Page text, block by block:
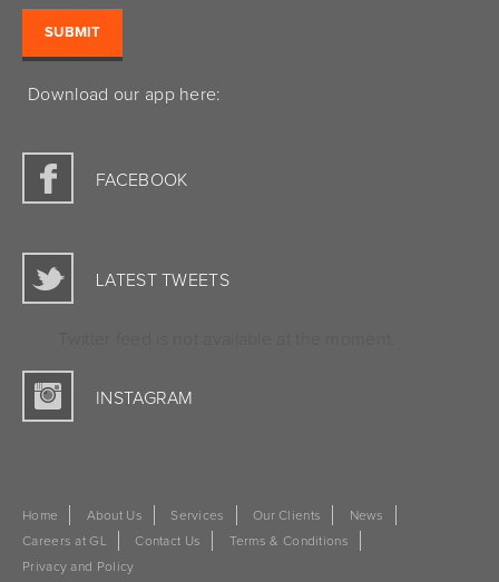
Download our app here:
FACEBOOK
LATEST TWEETS
INSTAGRAM
Home About Us Services Our Clients
News
Careers at GL
Contact Us
Terms & Conditions
Privacy and Policy